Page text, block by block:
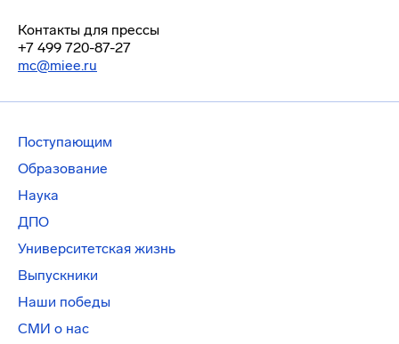
Контакты для прессы
+7 499 720-87-27
mc@miee.ru
Поступающим
Образование
Наука
ДПО
Университетская жизнь
Выпускники
Наши победы
СМИ о нас